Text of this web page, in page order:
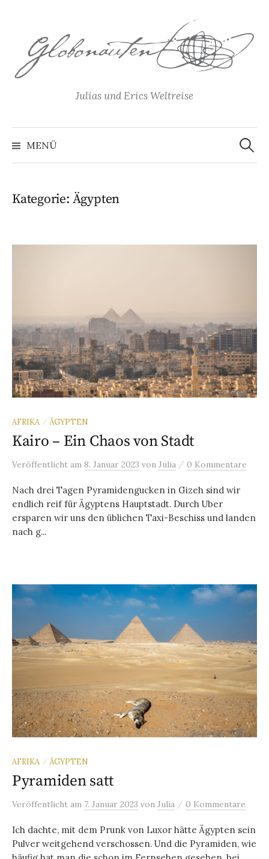
Inhalt
Julias und Erics Weltreise
MENÜ
Suchen
nach:
Kategorie: Ägypten
AFRIKA / ÄGYPTEN
Kairo – Ein Chaos von Stadt
Veröffentlicht am 8. Januar 2023 von Julia / 0 Kommentare
Nach drei Tagen Pyramidengucken in Gizeh sind wir
endlich reif für Ägyptens Hauptstadt. Durch Uber
ersparen wir uns den üblichen Taxi-Beschiss und landen
nach g...
AFRIKA / ÄGYPTEN
Pyramiden satt
Veröffentlicht am 7. Januar 2023 von Julia / 0 Kommentare
Ich dachte, mit dem Prunk von Luxor hätte Ägypten sein
Pulver weitgehend verschossen. Und die Pyramiden, wie